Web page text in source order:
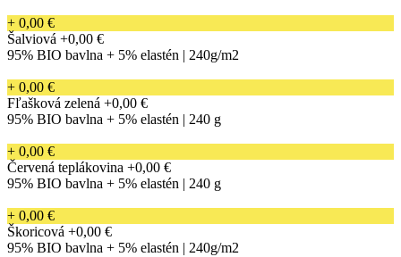
+ 0,00 €
Šalviová +0,00 €
95% BIO bavlna + 5% elastén | 240g/m2
+ 0,00 €
Fľašková zelená +0,00 €
95% BIO bavlna + 5% elastén | 240 g
+ 0,00 €
Červená teplákovina +0,00 €
95% BIO bavlna + 5% elastén | 240 g
+ 0,00 €
Škoricová +0,00 €
95% BIO bavlna + 5% elastén | 240g/m2